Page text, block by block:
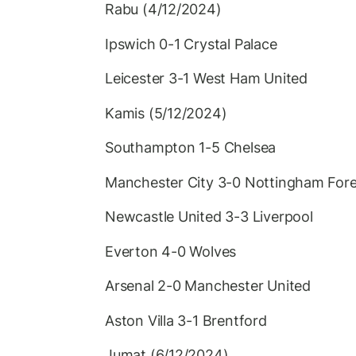
Rabu (4/12/2024)
Ipswich 0-1 Crystal Palace
Leicester 3-1 West Ham United
Kamis (5/12/2024)
Southampton 1-5 Chelsea
Manchester City 3-0 Nottingham
Newcastle United 3-3 Liverpool
Everton 4-0 Wolves
Arsenal 2-0 Manchester United
Aston Villa 3-1 Brentford